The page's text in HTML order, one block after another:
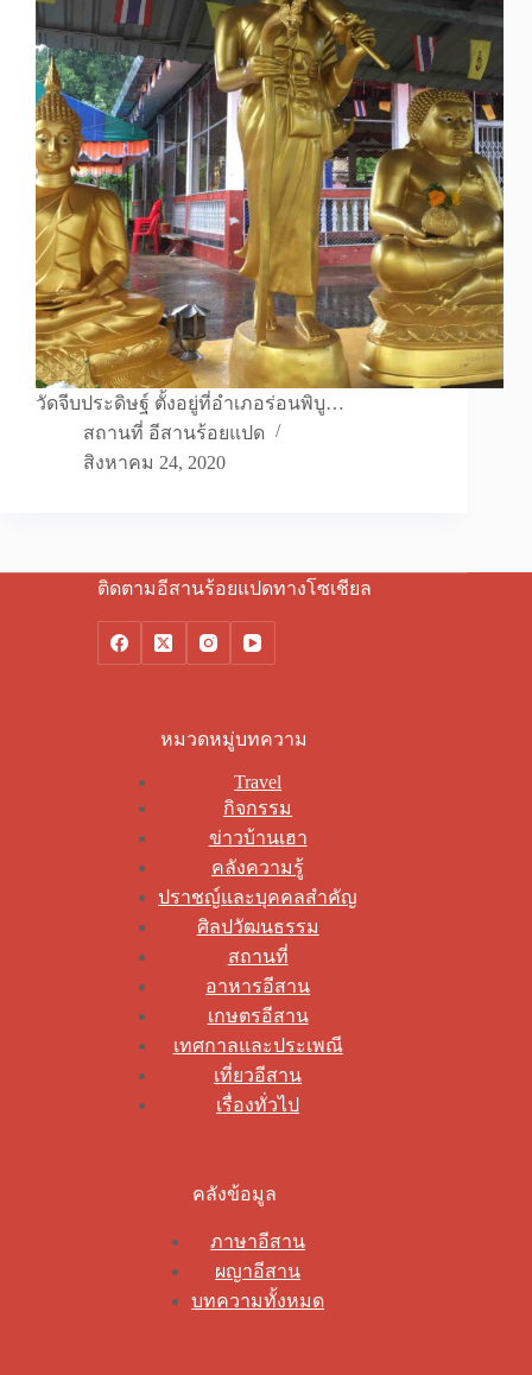
วัดจีบประดิษฐ์ ตั้งอยู่ที่อำเภอร่อนพิบู…
สถานที่ อีสานร้อยแปด
สิงหาคม 24, 2020
ติดตามอีสานร้อยแปดทางโซเชียล
หมวดหมู่บทความ
Travel
กิจกรรม
ข่าวบ้านเฮา
คลังความรู้
ปราชญ์และบุคคลสำคัญ
ศิลปวัฒนธรรม
สถานที่
อาหารอีสาน
เกษตรอีสาน
เทศกาลและประเพณี
เที่ยวอีสาน
เรื่องทั่วไป
คลังข้อมูล
ภาษาอีสาน
ผญาอีสาน
บทความทั้งหมด